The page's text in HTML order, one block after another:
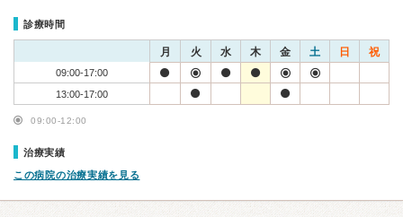
診療時間
月 火 水 木 金 土 日 祝
09:00-17:00
13:00-17:00
09:00-12:00
治療実績
この病院の治療実績を見る